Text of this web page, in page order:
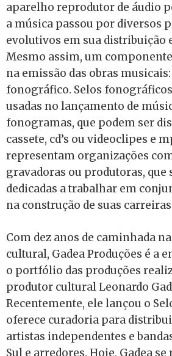
aparelho reprodutor de áudio
a música passou por diversos
evolutivos em sua distribuição
Mesmo assim, um
na emissão das obras
fonográfico. Selos
usadas no lançamento de
fonogramas, que podem ser
cassete, cd’s ou videoclipes e
representam organizações
gravadoras ou produtoras, que
dedicadas a trabalhar em
na construção de suas
Com dez anos de caminhada
cultural, Gadea Produções é a
o portfólio das produções
produtor cultural Leonardo
Recentemente, ele lançou o
oferece curadoria para
artistas independentes e
Sul e arredores. Hoje, Gadea